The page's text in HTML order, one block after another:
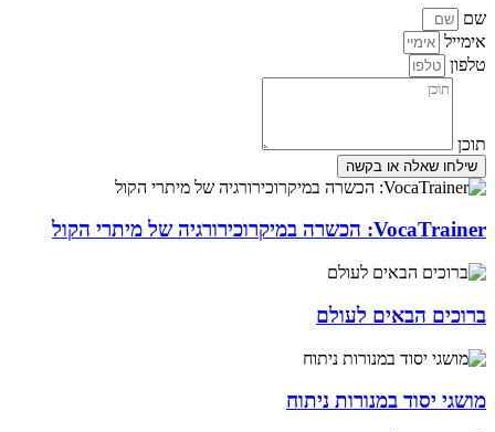
שם
אימייל
טלפון
תוכן
שילחו שאלה או בקשה
VocaTrainer: הכשרה במיקרוכירורגיה של מיתרי הקול
ברוכים הבאים לעולם
מושגי יסוד במנורות ניתוח